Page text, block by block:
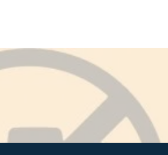
& súly Magasság 178.5
91.4 cm
Szín Inox / szürke